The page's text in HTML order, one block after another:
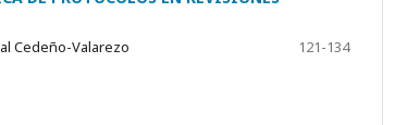
Cedeño-Valarezo
121-134